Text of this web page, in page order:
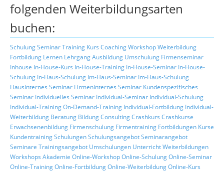
folgenden Weiterbildungsarten
buchen:
SchulungSeminarTraining Kurs CoachingWorkshopWeiterbildung
Fortbildung Lernen LehrgangAusbildung Umschulung Firmenseminar
Inhouse In-House-Kurs In-House-Training In-House-Seminar In-House-
Schulung In-Haus-Schulung Im-Haus-Seminar Im-Haus-Schulung
Hausinternes Seminar Firmeninternes Seminar Kundenspezifisches
Seminar Individuelles Seminar Individual-Seminar Individual-Schulung
Individual-TrainingOn-Demand-Training Individual-Fortbildung Individual-
Weiterbildung Beratung BildungConsultingCrashkurs Crashkurse
Erwachsenenbildung Firmenschulung Firmentraining Fortbildungen Kurse
KundentrainingSchulungenSchulungsangebotSeminarangebot
Seminare Trainingsangebot Umschulungen UnterrichtWeiterbildungen
Workshops Akademie Online-WorkshopOnline-SchulungOnline-Seminar
Online-TrainingOnline-FortbildungOnline-WeiterbildungOnline-Kurs